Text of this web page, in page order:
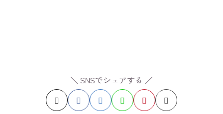
＼ SNSでシェアする ／